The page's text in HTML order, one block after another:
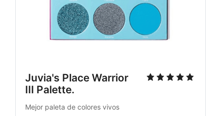
Juvia's Place Warrior
III Palette.
Mejor paleta de colores vivos